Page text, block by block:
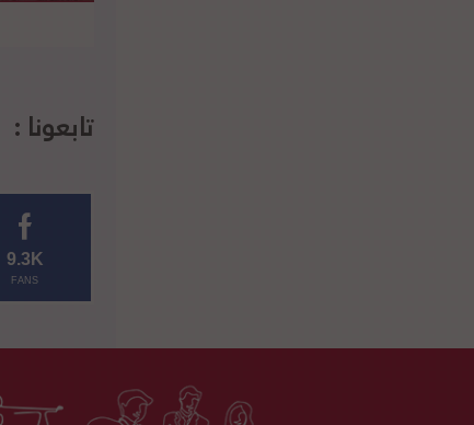
تابعونا :
9.3K
FANS